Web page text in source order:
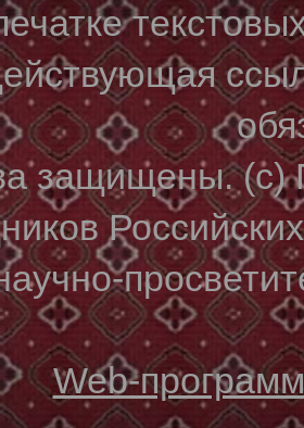
защищены. (с)
Web-